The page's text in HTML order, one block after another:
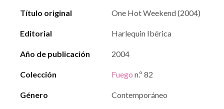
Título original One Hot Weekend (2004)
Editorial Harlequin Ibérica
Año de publicación 2004
Colección Fuego n.º 82
Género Contemporáneo